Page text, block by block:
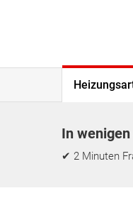
In
✔ 2 Minuten